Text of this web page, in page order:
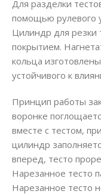
Для разделки
помощью рулевого
Цилиндр для
покрытием.
кольца
устойчивого к
Принцип работы
воронке
вместе с тестом,
цилиндр
вперед, тесто
Нарезанное тесто
Нарезанное тесто